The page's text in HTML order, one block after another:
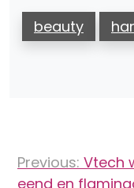
beauty
navigatie
Previous: Vtech
eend en